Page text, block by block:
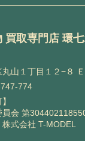
買取専門店 環
山１丁目１２−８
774
員会 第
式会社 T-MODEL